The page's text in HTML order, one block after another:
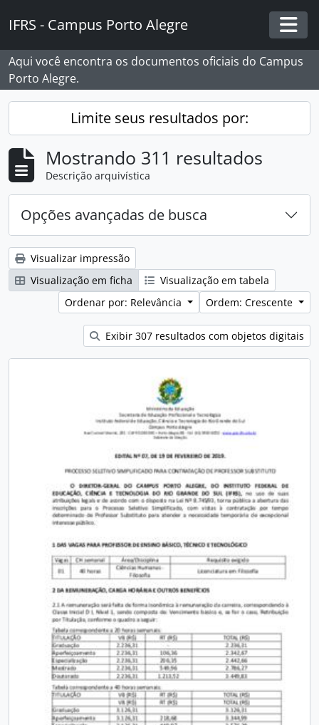
IFRS - Campus Porto Alegre
Aqui você encontra os documentos oficiais do Campus
Porto Alegre.
Limite seus resultados por:
Mostrando 311 resultados
Descrição arquivística
Opções avançadas de busca
Visualizar impressão
Visualização em ficha
Visualização em tabela
Ordenar por: Relevância
Ordem: Crescente
Exibir 307 resultados com objetos digitais